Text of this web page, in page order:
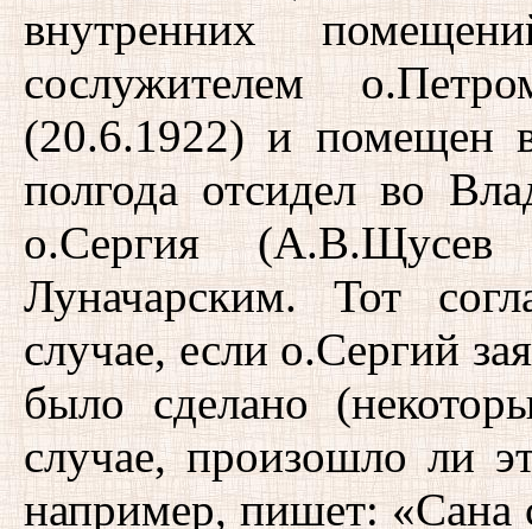
внутренних
сослужителем
(20.6.1922) и помещен
полгода отсидел во
о.Сергия
Луначарским. Тот
случае, если о.Сергий
было сделано
случае, произошло ли
например, пишет: «Сана